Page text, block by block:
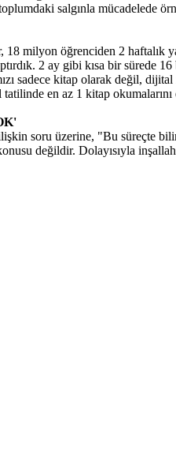
salgınla mücadelede
18 milyon öğrenciden 2
2 ay gibi kısa bir sürede
sadece kitap olarak değil,
en az 1 kitap
ilişkin soru üzerine, "Bu
değildir. Dolayısıyla